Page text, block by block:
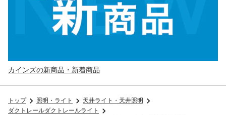
カインズの新商品・新着商品
トップ 照明・ライト
天井ライト・天井照明
ダクトレールダクトレールライト